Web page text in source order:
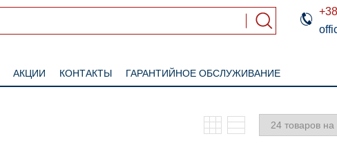
АКЦИИ КОНТАКТЫ ГАРАНТИЙНОЕ ОБСЛУЖИВАНИЕ